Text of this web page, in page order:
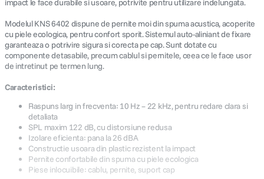
impact le face durabile si usoare, potrivite pentru utilizare indelungata.
Modelul KNS 6402 dispune de pernite moi din spuma acustica, acoperite
cu piele ecologica, pentru confort sporit. Sistemul auto-aliniant de fixare
garanteaza o potrivire sigura si corecta pe cap. Sunt dotate cu
componente detasabile, precum cablul si pernitele, ceea ce le face usor
de intretinut pe termen lung.
Caracteristici:
Raspuns larg in frecventa: 10 Hz – 22 kHz, pentru redare clara si
detaliata
SPL maxim 122 dB, cu distorsiune redusa
Izolare eficienta: pana la 26 dBA
Constructie usoara din plastic rezistent la impact
Pernite confortabile din spuma cu piele ecologica
Piese inlocuibile: cablu, pernite, suport cap